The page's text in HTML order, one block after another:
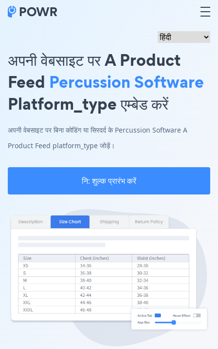
अपनी वेबसाइट पर A Product
Feed Percussion Software
Platform_type एम्बेड करें
अपनी वेबसाइट पर बिना कोडिंग या सिरदर्द के Percussion Software A
Product Feed platform_type जोड़ें।
नि: शुल्क प्रारंभ करें